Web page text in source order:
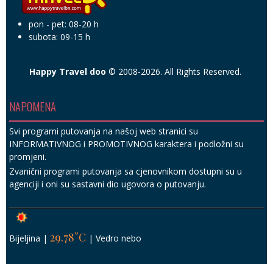
pon - pet: 08-20 h
subota: 09-15 h
Happy Travel doo © 2008-2026. All Rights Reserved.
NAPOMENA
Svi programi putovanja na našoj web stranici su
INFORMATIVNOG i PROMOTIVNOG karaktera i podložni su
promjeni.
Zvanični programi putovanja sa cjenovnikom dostupni su u
agenciji i oni su sastavni dio ugovora o putovanju.
Bijeljina | 29.78°C | Vedro nebo